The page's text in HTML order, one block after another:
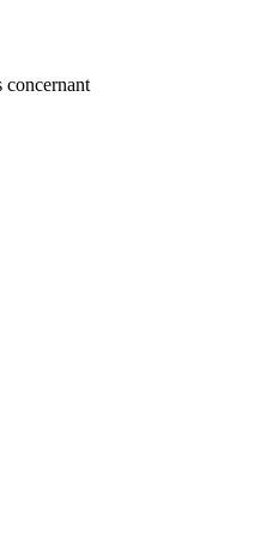
concernant